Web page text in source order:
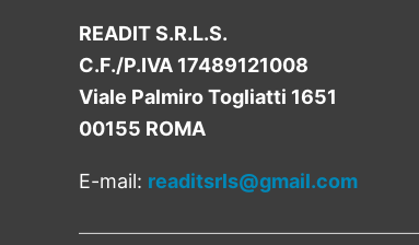
READIT S.R.L.S.
C.F./P.IVA 17489121008
Viale Palmiro Togliatti 1651
00155 ROMA
E-mail: readitsrls@gmail.com